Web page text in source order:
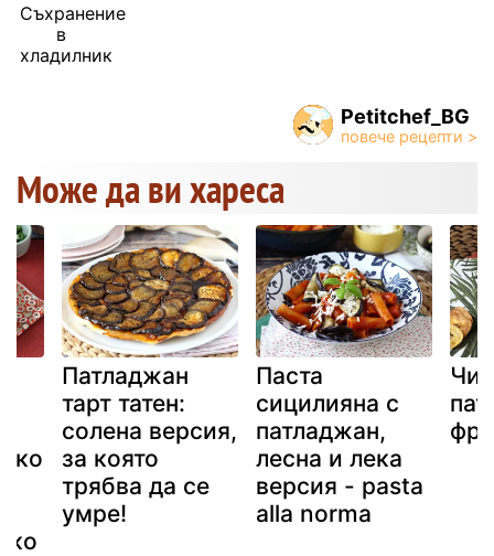
Съхранение
в
хладилник
Petitchef_BG
Може да ви хареса
Патладжан
тарт татен:
солена версия,
за която
трябва да се
умре!
Паста
сицилияна с
патладжан,
лесна и лека
версия - pasta
alla norma